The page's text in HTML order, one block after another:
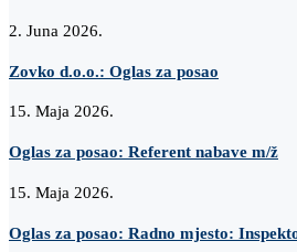
2. Juna 2026.
Zovko d.o.o.: Oglas za posao
15. Maja 2026.
Oglas za posao: Referent nabave m/ž
15. Maja 2026.
Oglas za posao: Radno mjesto: